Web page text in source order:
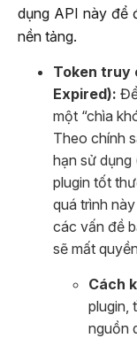
dụng API này để
nền tảng.
Token truy
Expired):
một “chìa
Theo chính
hạn sử
plugin tốt
quá trình
các vấn đề
sẽ mất
Cách
plugin,
nguồn